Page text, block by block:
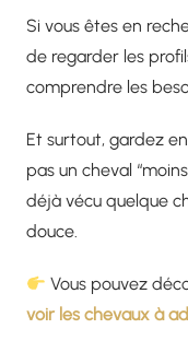
Si vous êtes en
de regarder les
comprendre les
Et surtout, gardez
pas un cheval
déjà vécu quelque
douce.
Vous pouvez
voir les chevaux à